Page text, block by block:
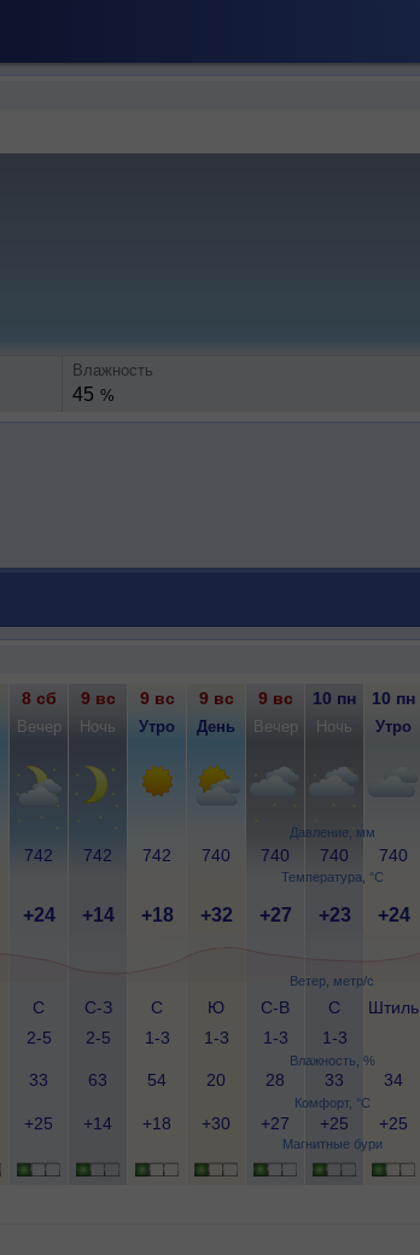
Влажность
45 %
Давление, мм
Температура, °C
Ветер, метр/с
Влажность, %
Комфорт, °C
Магнитные бури
8 сб 9 вс 9 вс 9 вс 9 вс 10 пн 10 пн
Вечер Ночь Утро День Вечер Ночь Утро
742 742 742 740 740 740 740
+24 +14 +18 +32 +27 +23 +24
С
2-5
С-З
2-5
С
1-3
Ю
1-3
С-В
1-3
С
1-3
Штиль
33 63 54 20 28 33 34
+25 +14 +18 +30 +27 +25 +25